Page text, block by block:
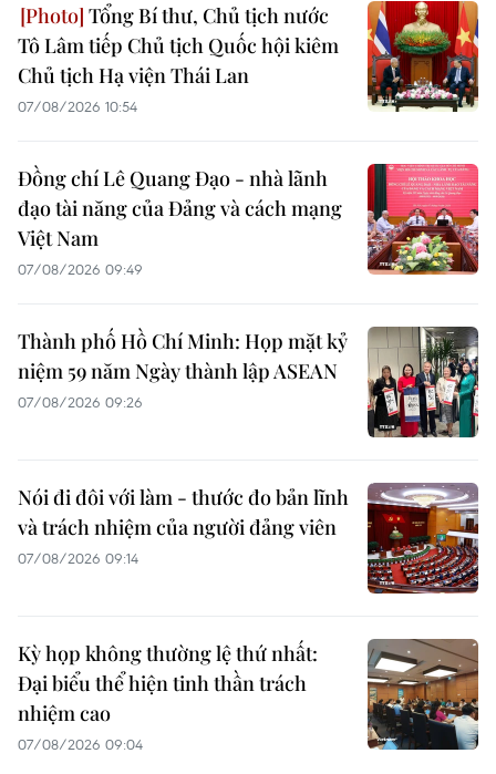
Tổng Bí thư, Chủ tịch nước
Tô Lâm tiếp Chủ tịch Quốc hội kiêm
Chủ tịch Hạ viện Thái Lan
07/08/2026 10:54
Đồng chí Lê Quang Đạo - nhà lãnh
đạo tài năng của Đảng và cách mạng
Việt Nam
07/08/2026 09:49
Thành phố Hồ Chí Minh: Họp mặt kỷ
niệm 59 năm Ngày thành lập ASEAN
07/08/2026 09:26
Nói đi đôi với làm - thước đo bản lĩnh
và trách nhiệm của người đảng viên
07/08/2026 09:14
Kỳ họp không thường lệ thứ nhất:
Đại biểu thể hiện tinh thần trách
nhiệm cao
07/08/2026 09:04